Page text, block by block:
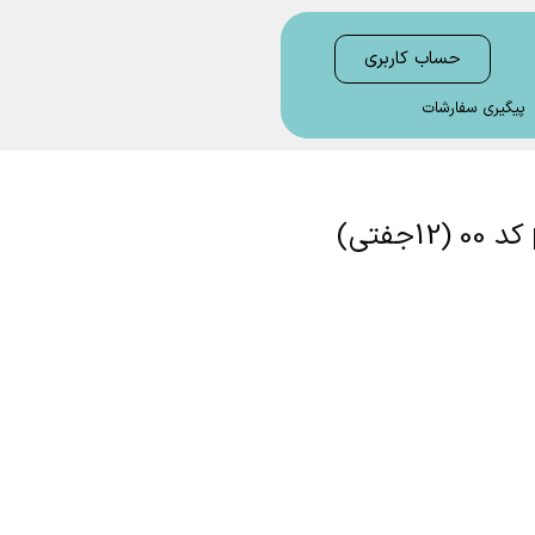
حساب کاربری
پیگیری سفارشات